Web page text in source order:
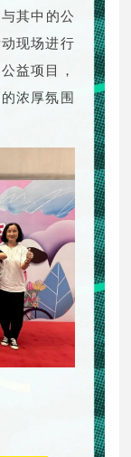
其中的公
现场进行
益项目，
浓厚氛围